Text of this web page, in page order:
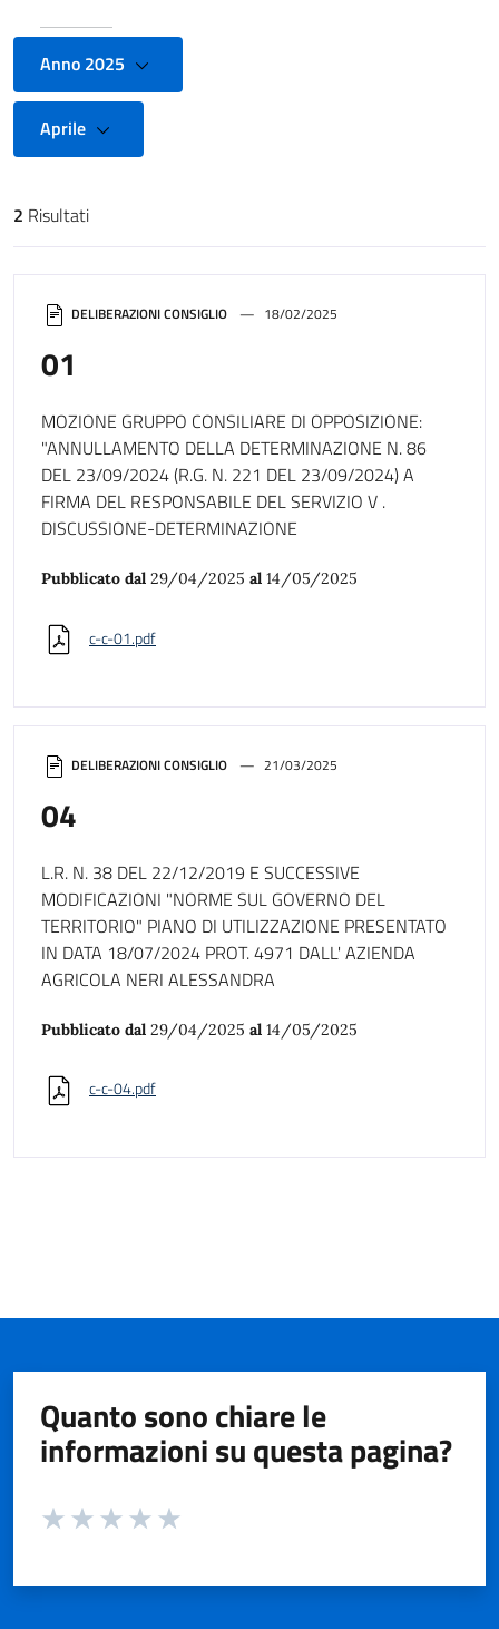
Anno 2025
Aprile
Risultati di ricerca
2 Risultati
DELIBERAZIONI CONSIGLIO 21/03/2025
04
L.R. N. 38 DEL 22/12/2019 E SUCCESSIVE
MODIFICAZIONI "NORME SUL GOVERNO DEL
TERRITORIO" PIANO DI UTILIZZAZIONE PRESENTATO
IN DATA 18/07/2024 PROT. 4971 DALL' AZIENDA
AGRICOLA NERI ALESSANDRA
Pubblicato dal 29/04/2025 al 14/05/2025
c-c-04.pdf
DELIBERAZIONI CONSIGLIO 18/02/2025
01
MOZIONE GRUPPO CONSILIARE DI OPPOSIZIONE:
"ANNULLAMENTO DELLA DETERMINAZIONE N. 86
DEL 23/09/2024 (R.G. N. 221 DEL 23/09/2024) A
FIRMA DEL RESPONSABILE DEL SERVIZIO V .
DISCUSSIONE-DETERMINAZIONE
Pubblicato dal 29/04/2025 al 14/05/2025
c-c-01.pdf
Quanto sono chiare le
informazioni su questa pagina?
Valuta da 1 a 5 stelle la pagina